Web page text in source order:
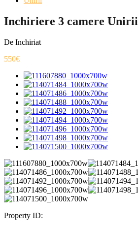
Inchiriere 3 camere Unirii
De Inchiriat
550€
Property ID: